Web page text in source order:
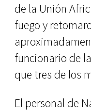
de la Unión
fuego y
funcionario de
que tres de los
El personal de